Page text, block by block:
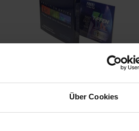
Über Cookies
Tiffen 4x4" Filter UV Haze 1
quadratischer Schutzfilter